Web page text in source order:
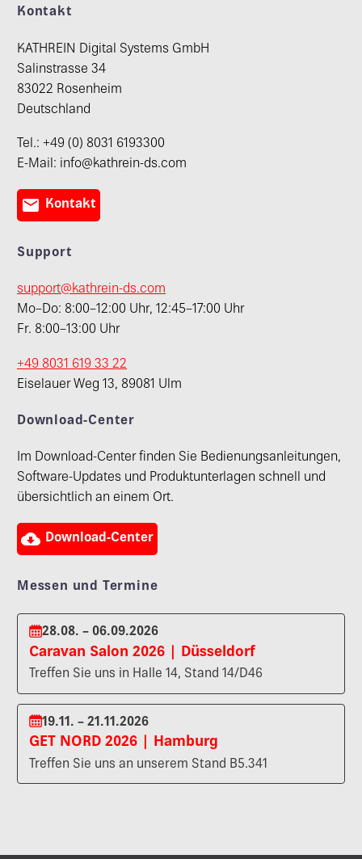
Kontakt
KATHREIN Digital Systems GmbH
Salinstrasse 34
83022 Rosenheim
Deutschland
Tel.: +49 (0) 8031 6193300
E-Mail: info@kathrein-ds.com
 Kontakt
Support
support@kathrein-ds.com
Mo–Do: 8:00–12:00 Uhr, 12:45–17:00 Uhr
Fr. 8:00–13:00 Uhr
+49 8031 619 33 22
Eiselauer Weg 13, 89081 Ulm
Download-Center
Im Download-Center finden Sie Bedienungsanleitungen,
Software-Updates und Produktunterlagen schnell und
übersichtlich an einem Ort.
 Download-Center
Messen und Termine
28.08. – 06.09.2026
Caravan Salon 2026 | Düsseldorf
Treffen Sie uns in Halle 14, Stand 14/D46
19.11. – 21.11.2026
GET NORD 2026 | Hamburg
Treffen Sie uns an unserem Stand B5.341